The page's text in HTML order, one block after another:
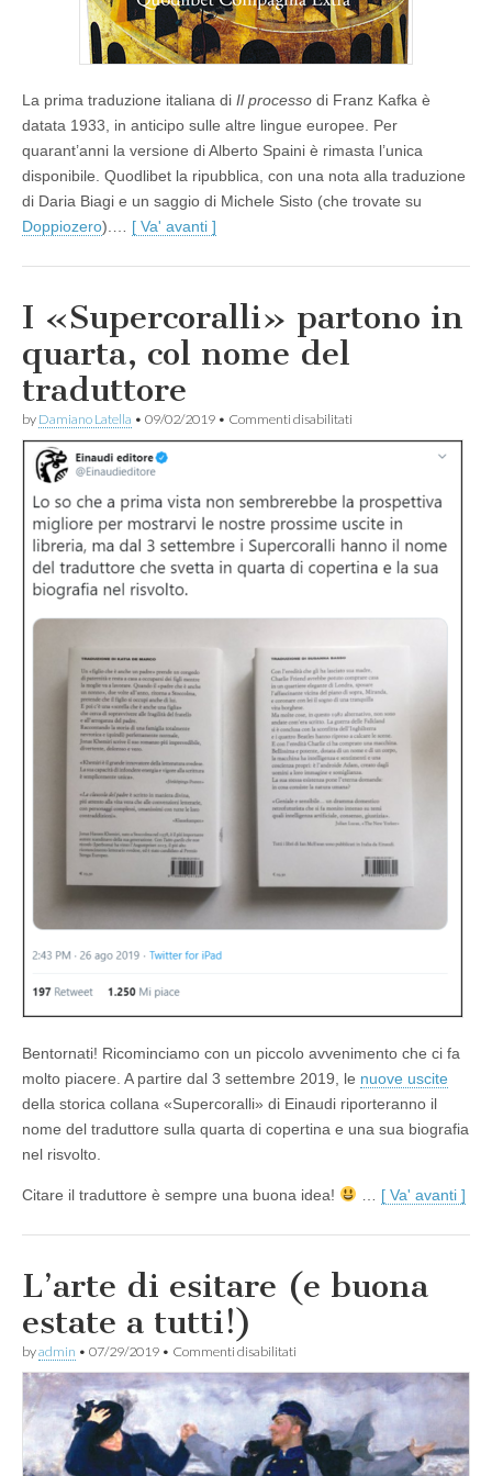
La prima traduzione italiana di Il processo di Franz Kafka è
datata 1933, in anticipo sulle altre lingue europee. Per
quarant’anni la versione di Alberto Spaini è rimasta l’unica
disponibile. Quodlibet la ripubblica, con una nota alla traduzione
di Daria Biagi e un saggio di Michele Sisto (che trovate su
Doppiozero).… [ Va' avanti ]
I «Supercoralli» partono in
quarta, col nome del
traduttore
by Damiano Latella • 09/02/2019 • Commenti disabilitati
I
quarta,
col
nome
del
traduttore
Bentornati! Ricominciamo con un piccolo avvenimento che ci fa
molto piacere. A partire dal 3 settembre 2019, le nuove uscite
della storica collana «Supercoralli» di Einaudi riporteranno il
nome del traduttore sulla quarta di copertina e una sua biografia
nel risvolto.
Citare il traduttore è sempre una buona idea! [ Va' avanti ]
L’arte di esitare (e buona
estate a tutti!)
byadmin • 07/29/2019 • Commenti disabilitati
L’arte
di
esitare
(e
buona
estate